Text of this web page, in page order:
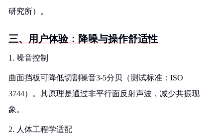
研究所）。
三、用户体验：降噪与操作舒适性
1. 噪音控制
曲面挡板可降低切割噪音3-5分贝（测试标准：ISO
3744）。其原理是通过非平行面反射声波，减少共振现
象。
2. 人体工程学适配